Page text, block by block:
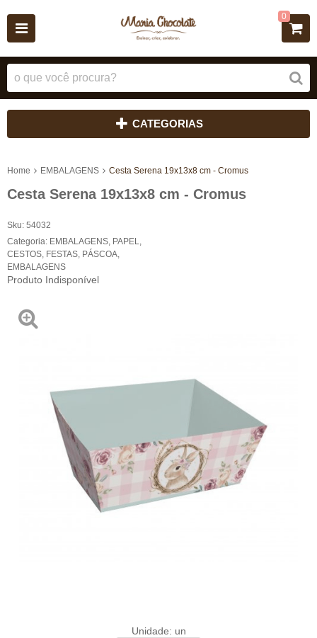
0
CATEGORIAS
Home EMBALAGENS Cesta Serena 19x13x8 cm - Cromus
Cesta Serena 19x13x8 cm - Cromus
Sku: 54032
Categoria: EMBALAGENS PAPEL
CESTOS FESTAS PÁSCOA
EMBALAGENS
Produto Indisponível
Unidade: un